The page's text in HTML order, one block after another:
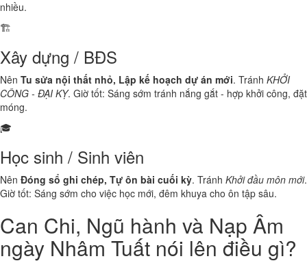
nhiều.
🏗️
Xây dựng / BĐS
Nên Tu sửa nội thất nhỏ, Lập kế hoạch dự án mới. Tránh KHỞI
CÔNG - ĐẠI KỴ. Giờ tốt: Sáng sớm tránh nắng gắt - hợp khởi công, đặt
móng.
🎓
Học sinh / Sinh viên
Nên Đóng sổ ghi chép, Tự ôn bài cuối kỳ. Tránh Khởi đầu môn mới.
Giờ tốt: Sáng sớm cho việc học mới, đêm khuya cho ôn tập sâu.
Can Chi, Ngũ hành và Nạp Âm
ngày Nhâm Tuất nói lên điều gì?